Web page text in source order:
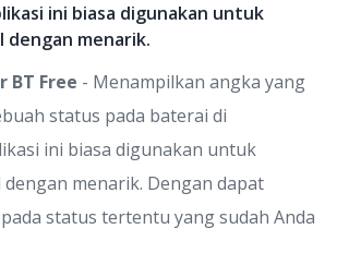
ini biasa digunakan untuk
dengan menarik.
Free - Menampilkan angka yang
status pada baterai di
ini biasa digunakan untuk
menarik. Dengan dapat
status tertentu yang sudah Anda